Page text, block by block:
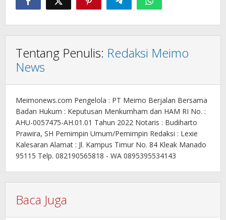
Tentang Penulis: Redaksi Meimo
News
Meimonews.com Pengelola : PT Meimo Berjalan Bersama
Badan Hukum : Keputusan Menkumham dan HAM RI No. :
AHU-0057475-AH.01.01 Tahun 2022 Notaris : Budiharto
Prawira, SH Pemimpin Umum/Pemimpin Redaksi : Lexie
Kalesaran Alamat : Jl. Kampus Timur No. 84 Kleak Manado
95115 Telp. 082190565818 - WA 0895395534143
Baca Juga